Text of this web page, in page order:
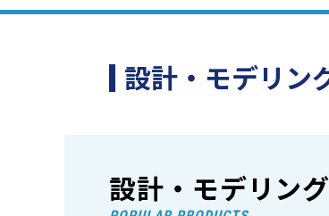
設計・モデリン
設計・モデリン